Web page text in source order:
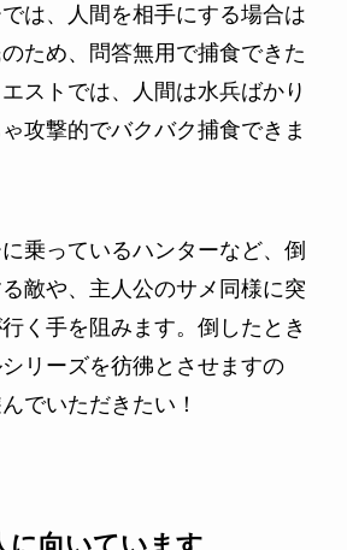
は、人間を相手にする場合は
ため、問答無用で捕食できた
ストでは、人間は水兵ばかり
攻撃的でバクバク捕食できま
乗っているハンターなど、倒
敵や、主人公のサメ同様に突
く手を阻みます。倒したとき
リーズを彷彿とさせますの
でいただきたい！